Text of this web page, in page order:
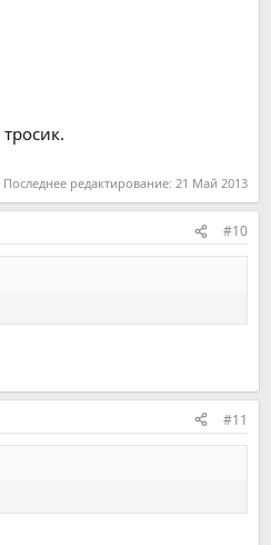
Последнее редактирование: 21 Май 2013
#10
#11